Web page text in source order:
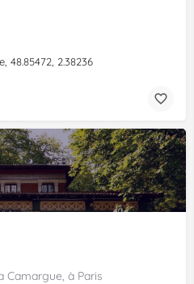
48.85472, 2.38236
Camargue, à Paris